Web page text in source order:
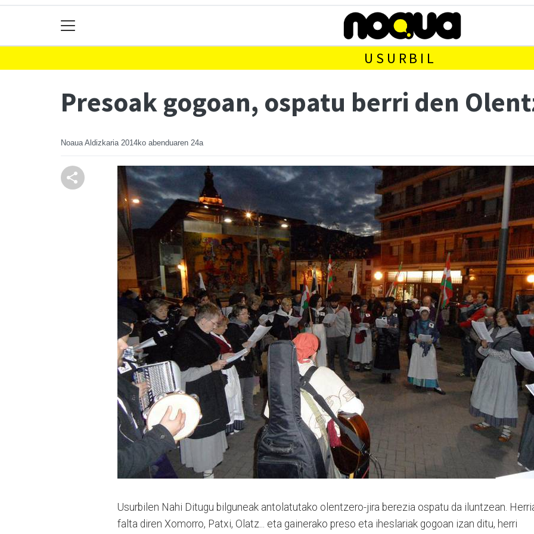
USURBIL
Presoak gogoan, ospatu berri den
Noaua Aldizkaria 2014ko abenduaren 24a
Usurbilen Nahi Ditugu bilguneak antolatutako olentzero-jira berezia ospatu da iluntzean.
falta diren Xomorro, Patxi, Olatz... eta gainerako preso eta iheslariak gogoan izan ditu, herri